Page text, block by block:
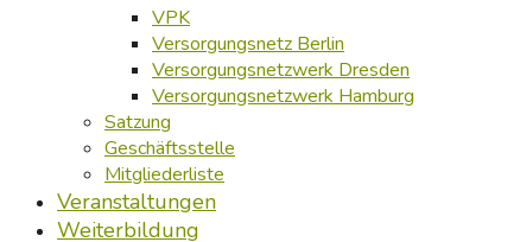
VPK
Versorgungsnetz Berlin
Versorgungsnetzwerk Dresden
Versorgungsnetzwerk Hamburg
Satzung
Geschäftsstelle
Mitgliederliste
Veranstaltungen
Weiterbildung